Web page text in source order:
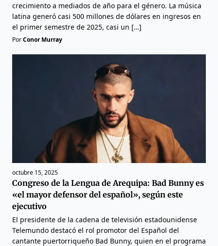
crecimiento a mediados de año para el género. La música
latina generó casi 500 millones de dólares en ingresos en
el primer semestre de 2025, casi un […]
PorConor Murray
octubre 15, 2025
Congreso de la Lengua de Arequipa: Bad Bunny es
«el mayor defensor del español», según este
ejecutivo
El presidente de la cadena de televisión estadounidense
Telemundo destacó el rol promotor del Español del
cantante puertorriqueño Bad Bunny, quien en el programa